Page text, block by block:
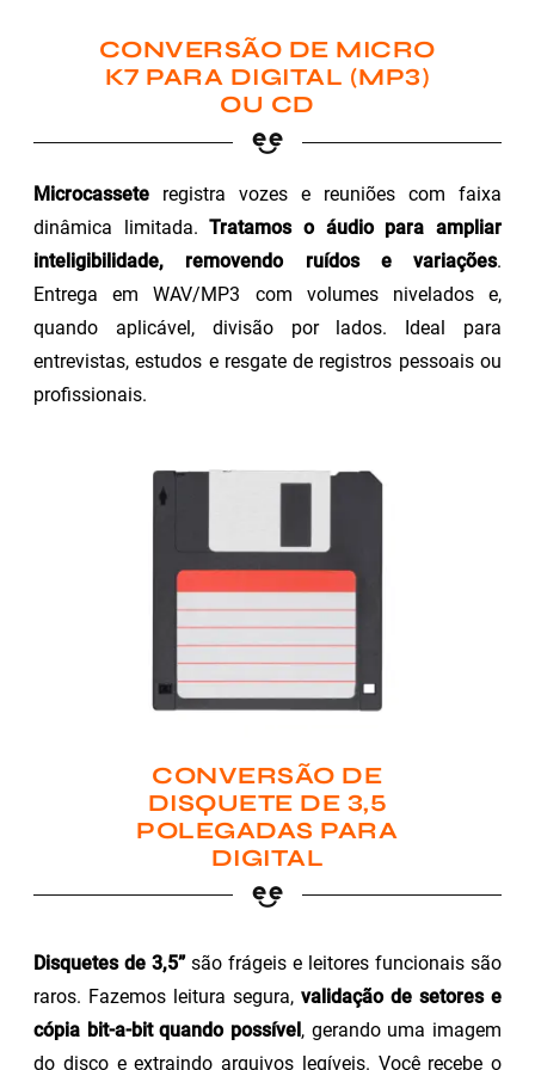
CONVERSÃO DE MICRO
K7 PARA DIGITAL (MP3)
OU CD
Microcassete registra vozes e reuniões com faixa
dinâmica limitada.Tratamos o áudio para ampliar
inteligibilidade, removendo ruídos e variações.
Entrega em WAV/MP3 com volumes nivelados e,
quando aplicável, divisão por lados. Ideal para
entrevistas, estudos e resgate de registros pessoais ou
profissionais.
CONVERSÃO DE
DISQUETE DE 3,5
POLEGADAS PARA
DIGITAL
Disquetes de 3,5”são frágeis e leitores funcionais são
raros. Fazemos leitura segura, validação de setores e
cópia bit-a-bit quando possível, gerando uma imagem
do disco e extraindo arquivos legíveis. Você recebe o